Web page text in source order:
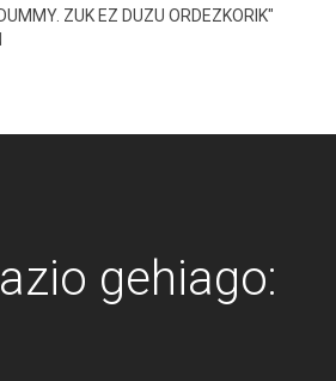
ZUK EZ DUZU ORDEZKORIK"
gehiago: